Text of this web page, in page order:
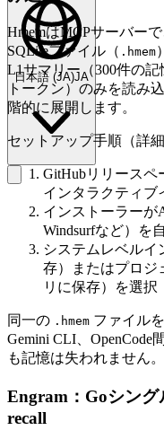
日本語(JA)
日本語 (JA)JA
HmemはMCPサーバー
SQLiteファイル（ .hmem
L1サマリー（300件の
トークン）のみを読み
階的に展開します。
セットアップ手順（詳
GitHubリリースペ
インタラクティブ
インストーラーが
Windsurfなど）を
システムレベルイ
存）またはプロジ
リに保存）を選択
同一の .hmem ファイルを
Gemini CLI、OpenCode
も記憶は失われません。
Engram：Goシン
recall